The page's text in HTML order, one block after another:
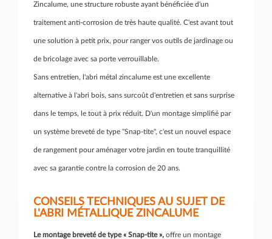
Zincalume, une structure robuste ayant bénéficiée d'un
traitement anti-corrosion de très haute qualité. C'est avant tout
une solution à petit prix, pour ranger vos outils de jardinage ou
de bricolage avec sa porte verrouillable.
Sans entretien, l'abri métal zincalume est une excellente
alternative à l'abri bois, sans surcoût d'entretien et sans surprise
dans le temps, le tout à prix réduit. D'un montage simplifié par
un système breveté de type "Snap-tite", c'est un nouvel espace
de rangement pour aménager votre jardin en toute tranquillité
avec sa garantie contre la corrosion de 20 ans.
CONSEILS TECHNIQUES AU SUJET DE
L'ABRI MÉTALLIQUE ZINCALUME
Le montage breveté de type « Snap-tite », offre un montage